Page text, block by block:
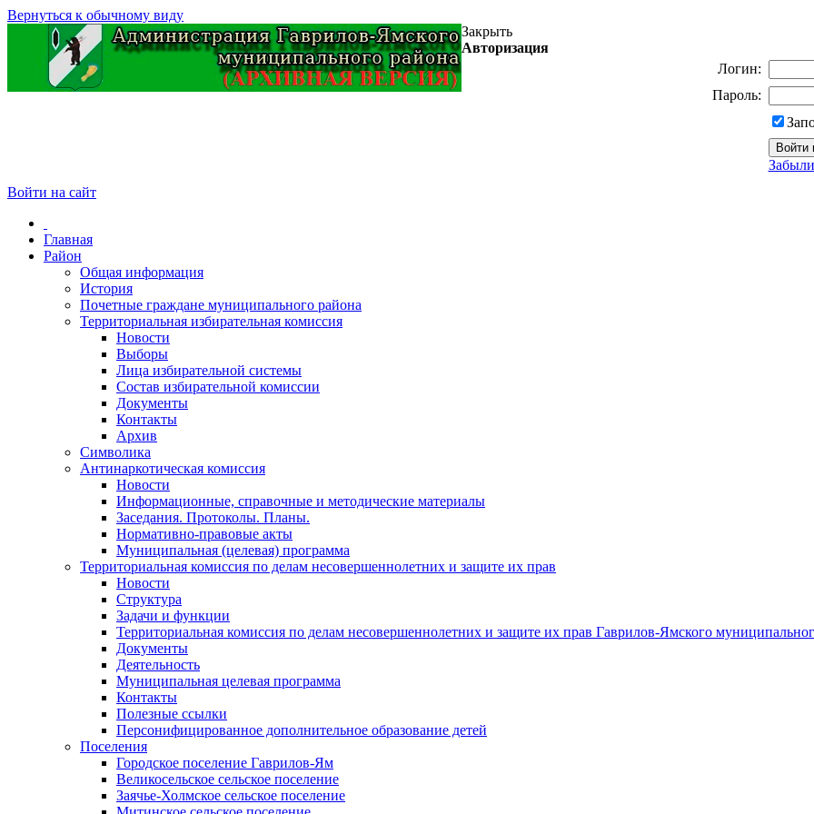
Вернуться к обычному виду
Закрыть
Авторизация
Логин:
Пароль:
Войти на сайт
Главная
Район
Общая информация
История
Почетные граждане муниципального района
Территориальная избирательная комиссия
Новости
Выборы
Лица избирательной системы
Состав избирательной комиссии
Документы
Контакты
Архив
Символика
Антинаркотическая комиссия
Новости
Информационные, справочные и методические материалы
Заседания. Протоколы. Планы.
Нормативно-правовые акты
Муниципальная (целевая) программа
Территориальная комиссия по делам несовершеннолетних и защите их прав
Новости
Структура
Задачи и функции
Территориальная комиссия по делам несовершеннолетних и защите их прав Гаврилов-Ямского
Документы
Деятельность
Муниципальная целевая программа
Контакты
Полезные ссылки
Персонифицированное дополнительное образование детей
Поселения
Городское поселение Гаврилов-Ям
Великосельское сельское поселение
Заячье-Холмское сельское поселение